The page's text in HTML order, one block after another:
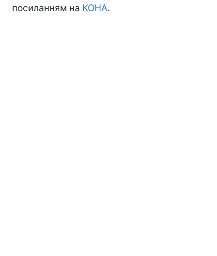
посиланням на KOHA.